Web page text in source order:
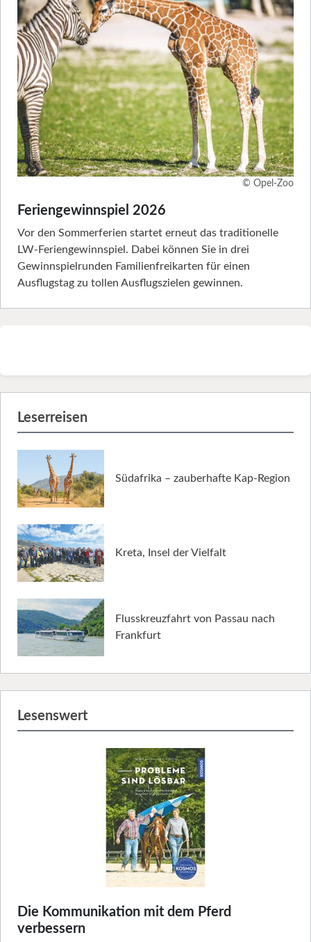
© Opel-Zoo
Feriengewinnspiel 2026
Vor den Sommerferien startet erneut das traditionelle
LW-Feriengewinnspiel. Dabei können Sie in drei
Gewinnspielrunden Familienfreikarten für einen
Ausflugstag zu tollen Ausflugszielen gewinnen.
Leserreisen
Südafrika – zauberhafte Kap-Region
Kreta, Insel der Vielfalt
Flusskreuzfahrt von Passau nach
Frankfurt
Lesenswert
Die Kommunikation mit dem Pferd
verbessern